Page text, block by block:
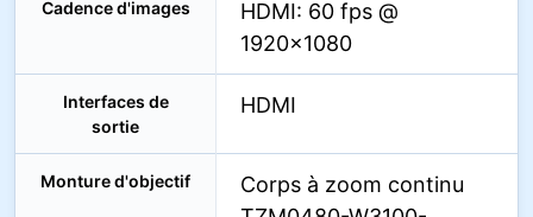
Cadence d'images
HDMI: 60 fps @
1920×1080
Interfaces de
sortie
HDMI
Monture d'objectif
Corps à zoom continu